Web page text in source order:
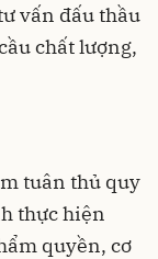
vấn đấu thầu
chất lượng,
tuân thủ quy
thực hiện
quyền, cơ